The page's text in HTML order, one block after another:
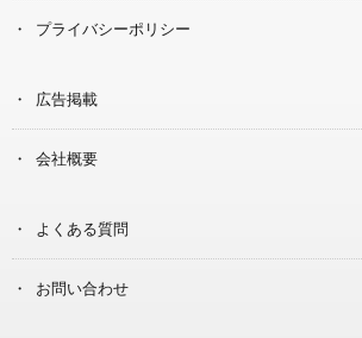
プライバシーポリシー
広告掲載
会社概要
よくある質問
お問い合わせ